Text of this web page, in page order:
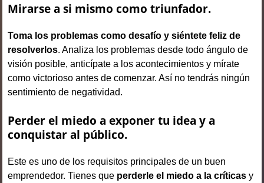
Mirarse a si mismo como triunfador.
Toma los problemas como desafío y siéntete feliz de
resolverlos. Analiza los problemas desde todo ángulo de
visión posible, anticípate a los acontecimientos y mírate
como victorioso antes de comenzar. Así no tendrás ningún
sentimiento de negatividad.
Perder el miedo a exponer tu idea y a
conquistar al público.
Este es uno de los requisitos principales de un buen
emprendedor. Tienes que perderle el miedo a la críticas y